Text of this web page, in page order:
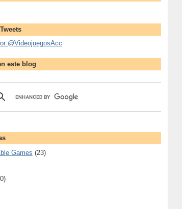
@VideojuegosAcc
este blog
Games (23)